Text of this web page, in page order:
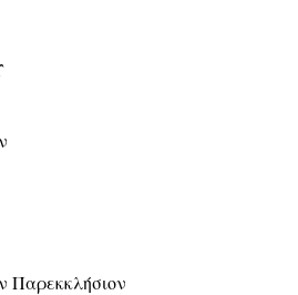
Παρεκκλήσιον